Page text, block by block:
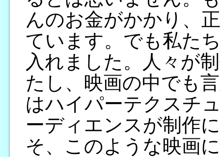
んのお金がかかり、
ています。でも私た
入れました。人々が
たし、映画の中でも
はハイパーテクスチ
ーディエンスが制作
そ、このような映画